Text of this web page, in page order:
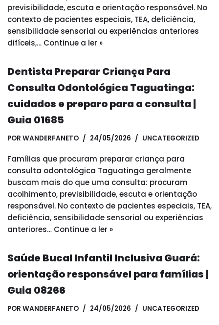
previsibilidade, escuta e orientação responsável. No
contexto de pacientes especiais, TEA, deficiência,
sensibilidade sensorial ou experiências anteriores
difíceis,… Continue a ler »
Dentista Preparar Criança Para
Consulta Odontológica Taguatinga:
cuidados e preparo para a consulta |
Guia 01685
POR WANDERFANETO 24/05/2026 UNCATEGORIZED
Famílias que procuram preparar criança para
consulta odontológica Taguatinga geralmente
buscam mais do que uma consulta: procuram
acolhimento, previsibilidade, escuta e orientação
responsável. No contexto de pacientes especiais, TEA,
deficiência, sensibilidade sensorial ou experiências
anteriores… Continue a ler »
Saúde Bucal Infantil Inclusiva Guará:
orientação responsável para famílias |
Guia 08266
POR WANDERFANETO 24/05/2026 UNCATEGORIZED